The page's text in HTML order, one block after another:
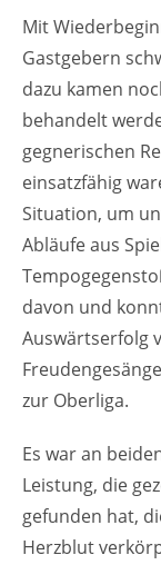
Mit
Gastgebern
dazu kamen
behandelt
gegnerischen
einsatzfähig
Situation, um
Abläufe aus
davon und
Auswärtserfolg
zur Oberliga.
Es war an
Leistung, die
gefunden hat,
Herzblut